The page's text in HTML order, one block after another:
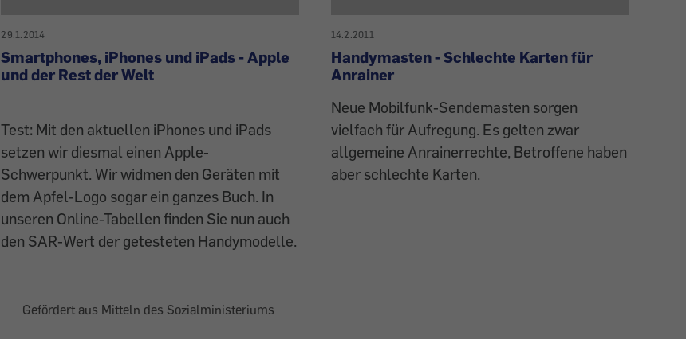
29.1.2014
Smartphones, iPhones und iPads - Apple
und der Rest der Welt
Test: Mit den aktuellen iPhones und iPads
setzen wir diesmal einen Apple-
Schwerpunkt. Wir widmen den Geräten mit
dem Apfel-Logo sogar ein ganzes Buch. In
unseren Online-Tabellen finden Sie nun auch
den SAR-Wert der getesteten Handymodelle.
14.2.2011
Handymasten - Schlechte Karten für
Anrainer
Neue Mobilfunk-Sendemasten sorgen
vielfach für Aufregung. Es gelten zwar
allgemeine Anrainerrechte, Betroffene haben
aber schlechte Karten.
Gefördert aus Mitteln des Sozialministeriums